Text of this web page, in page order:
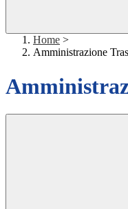
Home >
Amministrazione